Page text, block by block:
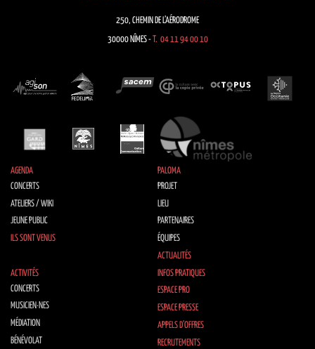
250, CHEMIN DE L’AÉRODROME
30000 NÎMES -T. 04 11 94 00 10
AGENDA
CONCERTS
ATELIERS / WIKI
JEUNE PUBLIC
ILS SONT VENUS
PALOMA
PROJET
LIEU
PARTENAIRES
ÉQUIPES
ACTUALITÉS
ACTIVITÉS
CONCERTS
MUSICIEN·NES
MÉDIATION
BÉNÉVOLAT
INFOS PRATIQUES
ESPACE PRO
ESPACE PRESSE
APPELS D’OFFRES
RECRUTEMENTS